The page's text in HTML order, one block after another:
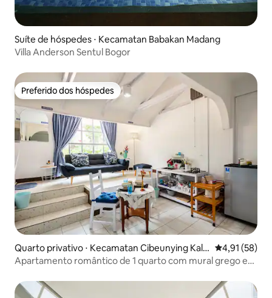
Suíte de hóspedes ⋅ Kecamatan Babakan Madang
Villa Anderson Sentul Bogor
Preferido dos hóspedes
Preferido dos hóspedes
Quarto privativo ⋅ Kecamatan Cibeunying Kale
r
4,91 de uma
4,91 (58)
Apartamento romântico de 1 quarto com mural grego em